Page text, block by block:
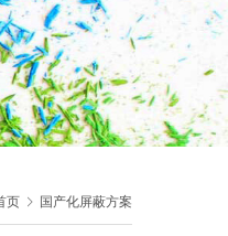
页 国产化屏蔽方案